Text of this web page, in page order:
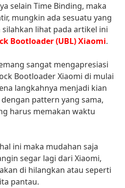
selain Time Binding, maka
mungkin ada sesuatu yang
lihat pada artikel ini
Bootloader (UBL) Xiaomi.
sangat mengapresiasi
Bootloader Xiaomi di mulai
langkahnya menjadi kian
pattern yang sama,
harus memakan waktu
ini maka mudahan saja
segar lagi dari Xiaomi,
di hilangkan atau seperti
pantau.